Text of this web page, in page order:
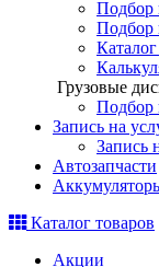
Подбор
Подбор
Грузовые
Подбор
Запись на
Запись
Автозапчасти
Каталог товаров
Акции